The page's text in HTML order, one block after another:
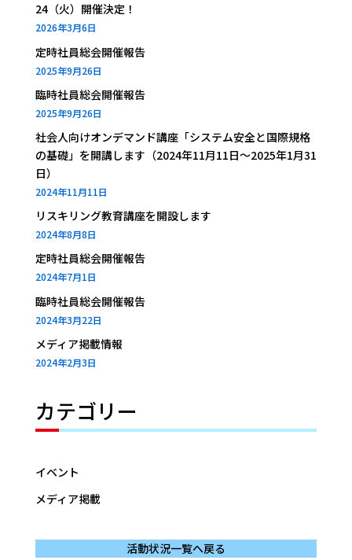
24（火）開催決定！
2026年3月6日
定時社員総会開催報告
2025年9月26日
臨時社員総会開催報告
2025年9月26日
社会人向けオンデマンド講座「システム安全と国際規格
の基礎」を開講します（2024年11月11日～2025年1月31
日）
2024年11月11日
リスキリング教育講座を開設します
2024年8月8日
定時社員総会開催報告
2024年7月1日
臨時社員総会開催報告
2024年3月22日
メディア掲載情報
2024年2月3日
カテゴリー
イベント
メディア掲載
活動状況一覧へ戻る